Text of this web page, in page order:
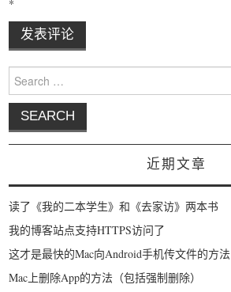
*
Search for:
近期文章
读了《我的二本学生》和《去家访》两本书
我的博客站点支持HTTPS访问了
这才是最快的Mac向Android手机传文件的方法
Mac上删除App的方法（包括强制删除）